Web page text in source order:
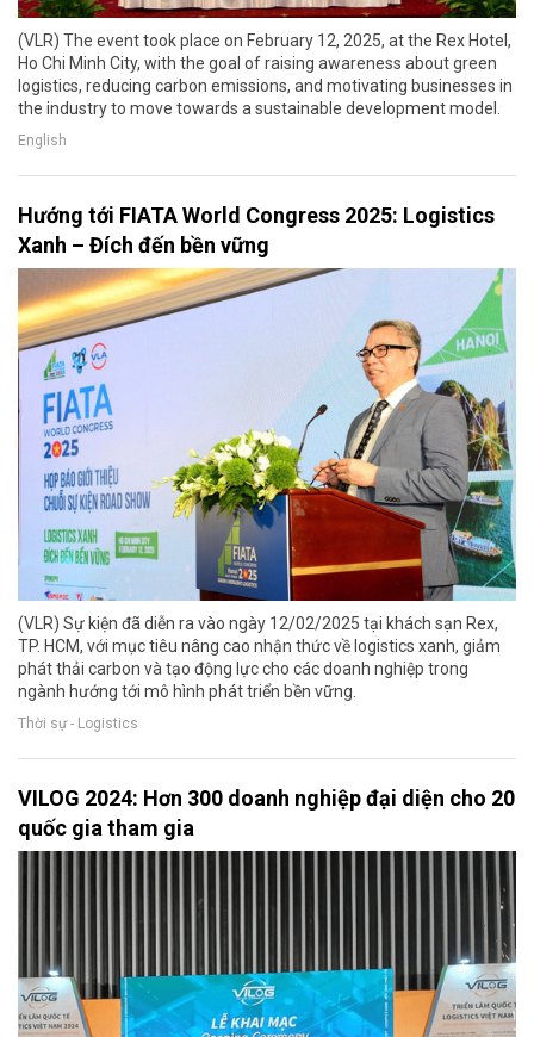
(VLR) The event took place on February 12, 2025, at the Rex Hotel,
Ho Chi Minh City, with the goal of raising awareness about green
logistics, reducing carbon emissions, and motivating businesses in
the industry to move towards a sustainable development model.
English
Hướng tới FIATA World Congress 2025: Logistics
Xanh – Đích đến bền vững
(VLR) Sự kiện đã diễn ra vào ngày 12/02/2025 tại khách sạn Rex,
TP. HCM, với mục tiêu nâng cao nhận thức về logistics xanh, giảm
phát thải carbon và tạo động lực cho các doanh nghiệp trong
ngành hướng tới mô hình phát triển bền vững.
Thời sự - Logistics
VILOG 2024: Hơn 300 doanh nghiệp đại diện cho 20
quốc gia tham gia